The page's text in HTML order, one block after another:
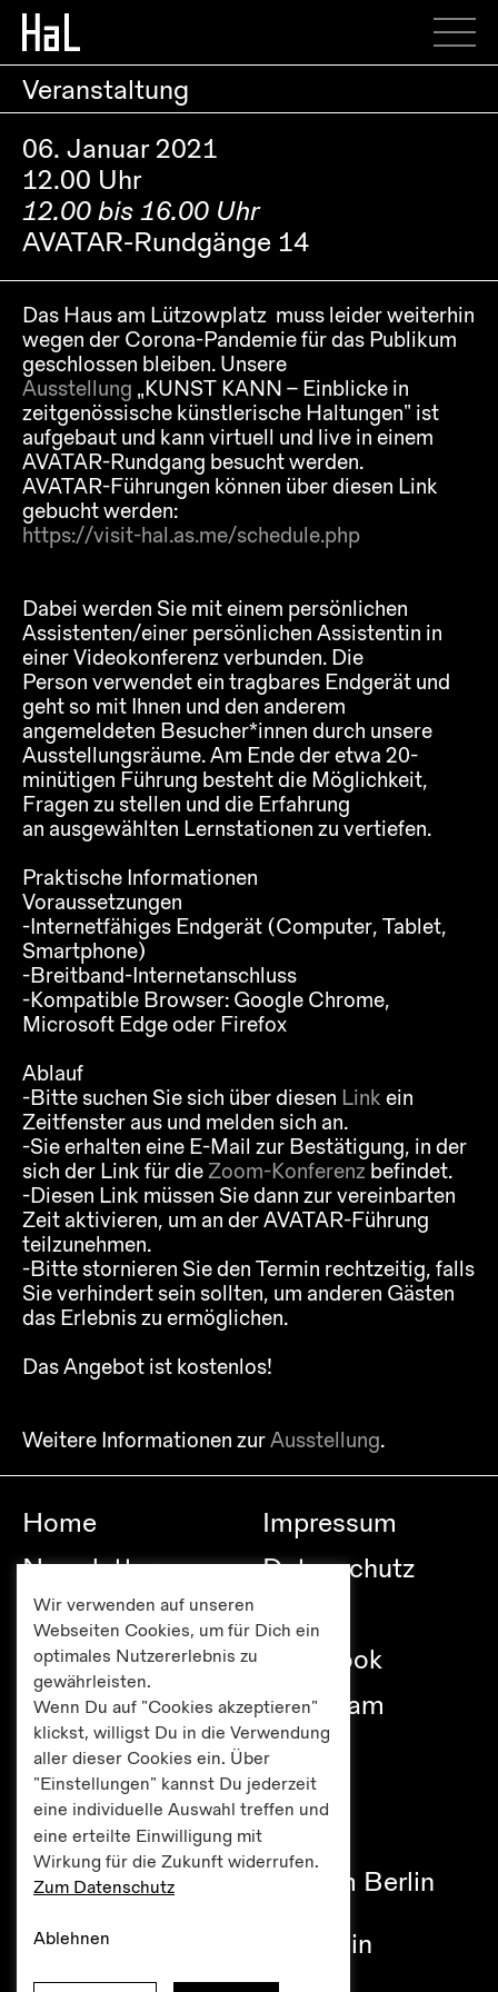
Veranstaltung
06. Januar 2021
12.00 Uhr
12.00 bis 16.00 Uhr
AVATAR-Rundgänge 14
Das Haus am Lützowplatz muss leider weiterhin
wegen der Corona-Pandemie für das Publikum
geschlossen bleiben. Unsere
Ausstellung „KUNST KANN – Einblicke in
zeitgenössische künstlerische Haltungen“ ist
aufgebaut und kann virtuell und live in einem
AVATAR-Rundgang besucht werden.
AVATAR-Führungen können über diesen Link
gebucht werden:
https://visit-hal.as.me/schedule.php
Dabei werden Sie mit einem persönlichen
Assistenten/einer persönlichen Assistentin in
einer Videokonferenz verbunden. Die
Person verwendet ein tragbares Endgerät und
geht so mit Ihnen und den anderem
angemeldeten Besucher*innen durch unsere
Ausstellungsräume. Am Ende der etwa 20-
minütigen Führung besteht die Möglichkeit,
Fragen zu stellen und die Erfahrung
an ausgewählten Lernstationen zu vertiefen.
Praktische Informationen
Voraussetzungen
-Internetfähiges Endgerät (Computer, Tablet,
Smartphone)
-Breitband-Internetanschluss
-Kompatible Browser: Google Chrome,
Microsoft Edge oder Firefox
Ablauf
-Bitte suchen Sie sich über diesen Link ein
Zeitfenster aus und melden sich an.
-Sie erhalten eine E-Mail zur Bestätigung, in der
sich der Link für dieZoom-Konferenz befindet.
-Diesen Link müssen Sie dann zur vereinbarten
Zeit aktivieren, um an der AVATAR-Führung
teilzunehmen.
-Bitte stornieren Sie den Termin rechtzeitig, falls
Sie verhindert sein sollten, um anderen Gästen
das Erlebnis zu ermöglichen.
Das Angebot ist kostenlos!
Weitere Informationen zurAusstellung.
Home
Newsletter
Besuch
Publikationen
Editionen
Presse
Impressum
Datenschutz
Facebook
Instagram
Haus am Lützowplatz
Fördererkreis Kulturzentrum Berlin
Lützowplatz 9 / 10785 Berlin
Tel +49 30 261 38 05
Wir verwenden auf unseren
Webseiten Cookies, um für Dich ein
optimales Nutzererlebnis zu
gewährleisten.
Wenn Du auf "Cookies akzeptieren"
klickst, willigst Du in die Verwendung
aller dieser Cookies ein. Über
"Einstellungen" kannst Du jederzeit
eine individuelle Auswahl treffen und
eine erteilte Einwilligung mit
Wirkung für die Zukunft widerrufen.
Zum Datenschutz
Ablehnen